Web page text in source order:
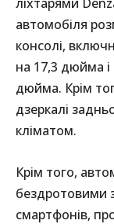
автомобіля
консолі,
на 17,3 дюйма
дюйма. Крім
дзеркалі
кліматом.
Крім того,
бездротовими
смартфонів,